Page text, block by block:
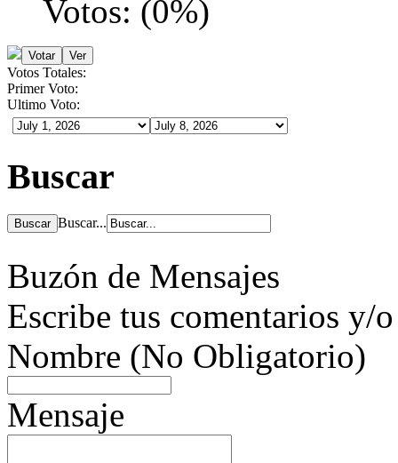
Votos: (0%)
Votos Totales:
Primer Voto:
Ultimo Voto:
Buscar
Buscar...
Buzón de Mensajes
Escribe tus comentarios y/
Nombre (No Obligatorio)
Mensaje